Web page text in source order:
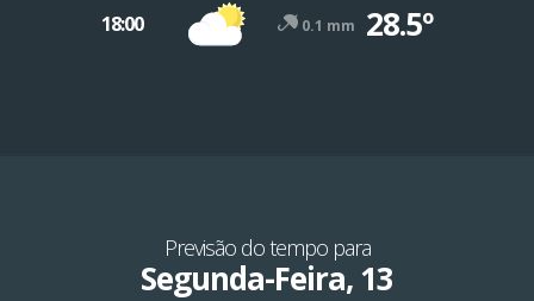
18:00 0.1 mm 28.5º
Previsão do tempo para
Segunda-Feira, 13